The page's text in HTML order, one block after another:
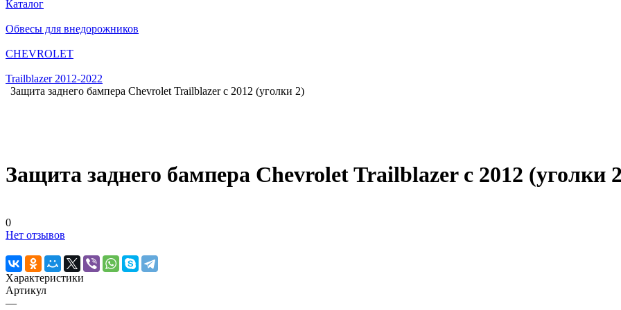
Каталог
Обвесы для внедорожников
CHEVROLET
Trailblazer 2012-2022
Защита заднего бампера Chevrolet Trailblazer с 2012 (уголки 2)
Защита заднего бампера Chevrolet Trailblazer с 2012 (уголки
0
Нет отзывов
Характеристики
Артикул
—